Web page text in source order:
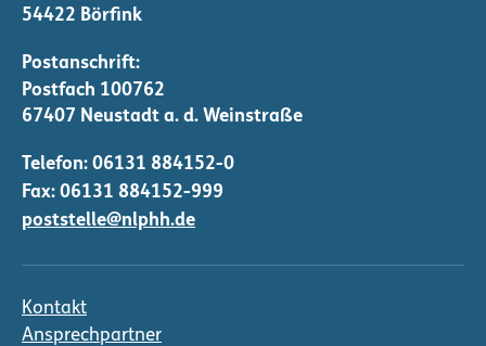
54422 Börfink
Telefon: 06131 884152-0
Fax: 06131 884152-999
poststelle@nlphh.de
Kontakt
Ansprechpartner